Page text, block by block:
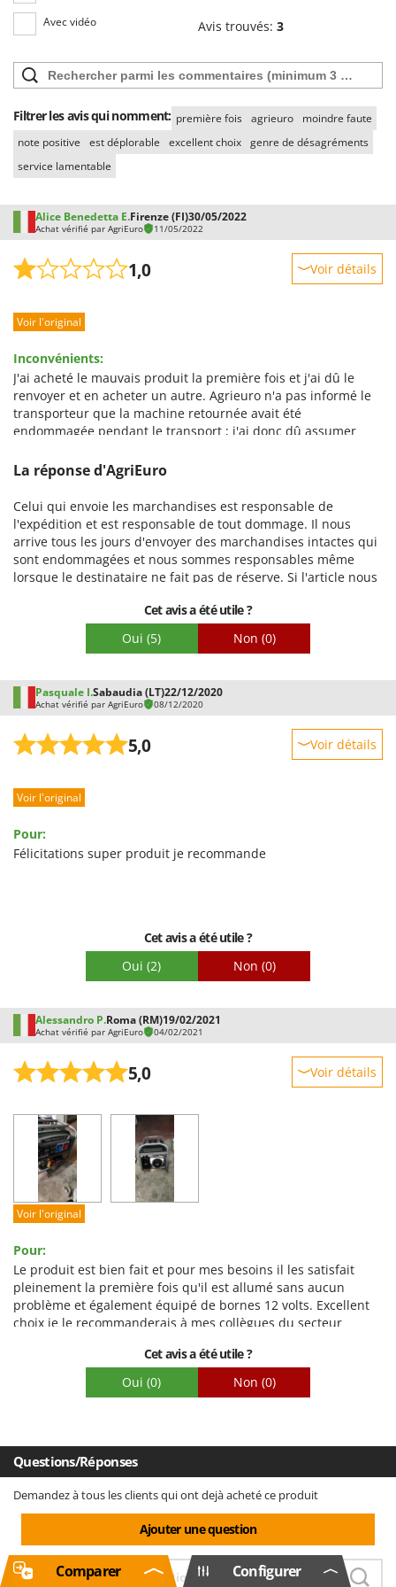
Avec vidéo Avis trouvés: 3
Filtrer les avis qui nomment: première fois agrieuro
moindre faute
note positive
est déplorable excellent choix genre de désagréments
service lamentable
Alice Benedetta E.Firenze (FI)30/05/2022
Achat vérifié par AgriEuro 11/05/2022
1,0 Voir détails
Prestations
Qualité / Prix
Facilité de montage
Emballage
Voir l'original
Inconvénients:
J'ai acheté le mauvais produit la première fois et j'ai dû le
renvoyer et en acheter un autre. Agrieuro n'a pas informé le
transporteur que la machine retournée avait été
endommagée pendant le transport ; j'ai donc dû assumer
l'achat effectué, ils devraient mieux accompagner leurs
clients afin d'éviter ce genre de désagréments. Il aurait suffi
qu'ils indiquent « réserve » au transporteur à la réception du
colis, l'obligeant ainsi à assumer sa responsabilité, étant
donné qu'il est assuré. Cela n'a pas été fait, et j'ai perdu
beaucoup d'argent sans avoir commis la moindre faute. Un
service lamentable, merci.
La réponse d'AgriEuro
Celui qui envoie les marchandises est responsable de
l'expédition et est responsable de tout dommage. Il nous
arrive tous les jours d'envoyer des marchandises intactes qui
sont endommagées et nous sommes responsables même
lorsque le destinataire ne fait pas de réserve. Si l'article nous
produit dans ce cas, nous ne pouvons faire aucune réserve
spécifique et les dommages n'apparaissent que plus tard,
lors de la vérification de la machine. Nous sommes désolés
scrupuleusement fait tout ce qu'il y avait à faire dans ce cas.
Cet avis a été utile ?
Oui (5) Non (0)
Pasquale I.Sabaudia (LT)22/12/2020
Achat vérifié par AgriEuro 08/12/2020
5,0 Voir détails
Prestations
Qualité / Prix
Voir l'original
Pour:
Félicitations super produit je recommande
Cet avis a été utile ?
Oui (2) Non (0)
Alessandro P.Roma (RM)19/02/2021
Achat vérifié par AgriEuro 04/02/2021
5,0 Voir détails
Prestations
Facilité d'utilisation
Qualité / Prix
Facilité de montage
Voir l'original
Pour:
Le produit est bien fait et pour mes besoins il les satisfait
pleinement la première fois qu'il est allumé sans aucun
problème et également équipé de bornes 12 volts. Excellent
choix je le recommanderais à mes collègues du secteur
commande automatique et bien fait.
Cet avis a été utile ?
Oui (0) Non (0)
Questions/Réponses
Demandez à tous les clients qui ont dejà acheté ce produit
Ajouter une question
Configurer
Comparer